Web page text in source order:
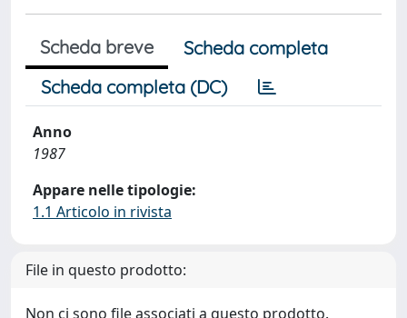
Scheda breve
Scheda completa
Scheda completa (DC)
Anno
1987
Appare nelle tipologie:
1.1 Articolo in rivista
File in questo prodotto:
Non ci sono file associati a questo prodotto.